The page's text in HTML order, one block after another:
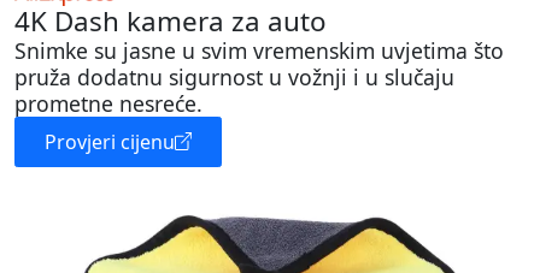
4K Dash kamera za auto
Snimke su jasne u svim vremenskim uvjetima što
pruža dodatnu sigurnost u vožnji i u slučaju
prometne nesreće.
Provjeri cijenu